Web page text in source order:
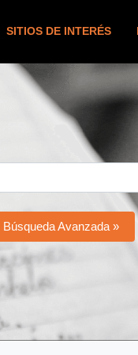
SITIOS DE INTERÉS
Búsqueda Avanzada »